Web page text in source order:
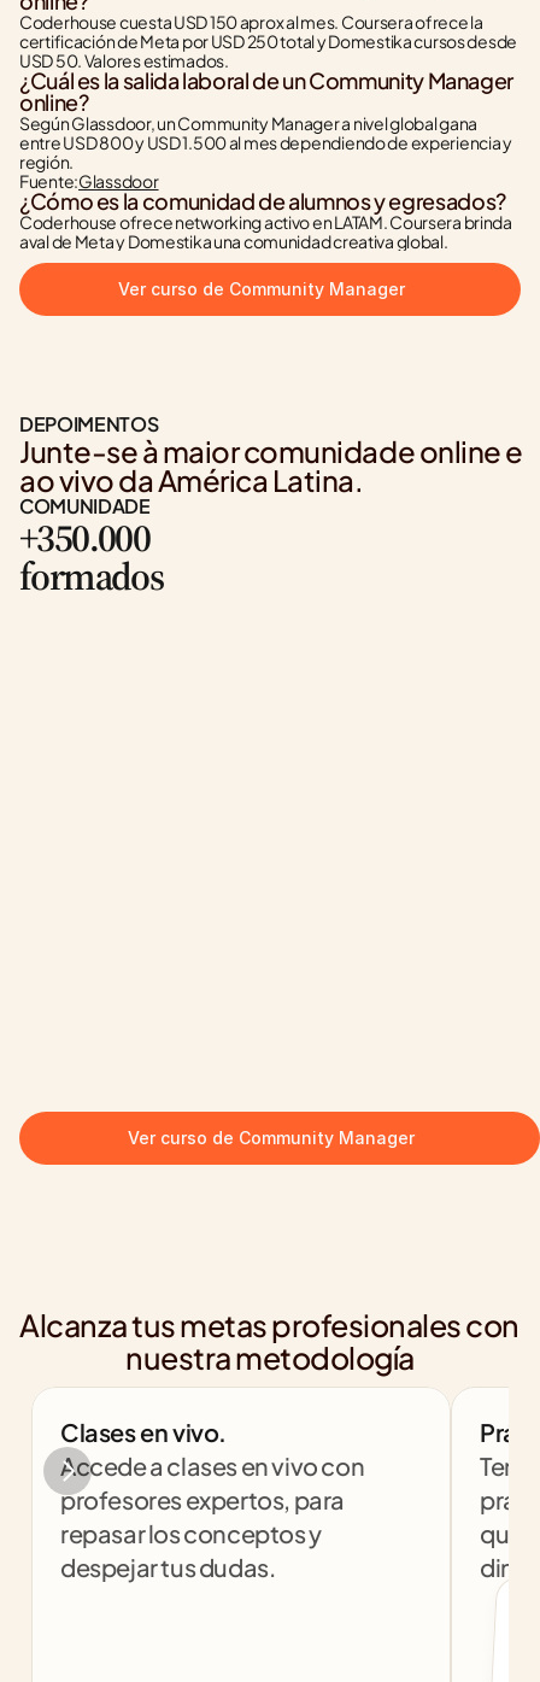
Coderhouse cuesta USD 150 aprox al mes. Coursera ofrece la
certificación de Meta por USD 250 total y Domestika cursos desde
USD 50. Valores estimados.
¿Cuál es la salida laboral de un Community Manager
online?
Según Glassdoor, un Community Manager a nivel global gana
entre USD 800 y USD 1.500 al mes dependiendo de experiencia y
región.
Fuente:Glassdoor
¿Cómo es la comunidad de alumnos y egresados?
Coderhouse ofrece networking activo en LATAM. Coursera brinda
aval de Meta y Domestika una comunidad creativa global.
Ver curso de Community Manager
Alcanza tus metas profesionales con
nuestra metodología
Clases en vivo.
Accede a clases en vivo con
profesores expertos, para
repasar los conceptos y
despejar tus dudas.
que
DEPOIMENTOS
Junte-se à maior comunidade online e
ao vivo da América Latina.
COMUNIDADE
+350.000
formados
Ver curso de Community Manager